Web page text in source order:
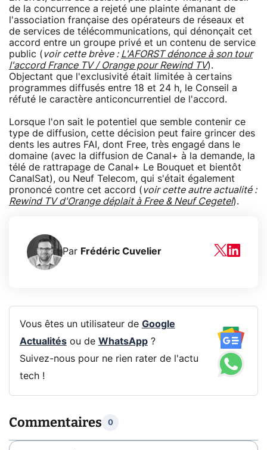
de la concurrence a rejeté une plainte émanant de
l'association française des opérateurs de réseaux et
de services de télécommunications, qui dénonçait cet
accord entre un groupe privé et un contenu de service
public (voir cette brève : L'AFORST dénonce à son tour
l'accord France TV / Orange pour Rewind TV).
Objectant que l'exclusivité était limitée à certains
programmes diffusés entre 18 et 24 h, le Conseil a
réfuté le caractère anticoncurrentiel de l'accord.
Lorsque l'on sait le potentiel que semble contenir ce
type de diffusion, cette décision peut faire grincer des
dents les autres FAI, dont Free, très engagé dans le
domaine (avec la diffusion de Canal+ à la demande, la
télé de rattrapage de Canal+ Le Bouquet et bientôt
CanalSat), ou Neuf Telecom, qui s'était également
prononcé contre cet accord (voir cette autre actualité :
Rewind TV d'Orange déplait à Free & Neuf Cegetel).
Par Frédéric Cuvelier
Vous êtes un utilisateur de Google
Actualitésou de WhatsApp?
Suivez-nous pour ne rien rater de l'actu
tech !
Commentaires 0